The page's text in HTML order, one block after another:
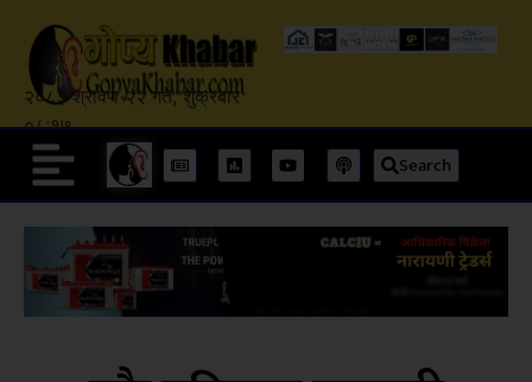
२०८३ श्रावण २२ गते, शुक्रबार
०८:१७
Search